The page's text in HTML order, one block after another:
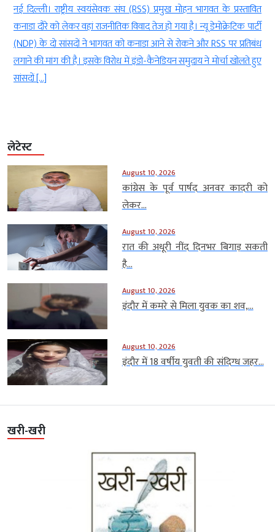
स्वयंसेवक संघ (RSS) प्रमुख मोहन भागवत के प्रस्तावित
लेकर वहां राजनीतिक विवाद तेज हो गया है। न्यू डेमोक्रेटिक पार्टी
ने भागवत को कनाडा आने से रोकने और RSS पर प्रतिबंध
है। इसके विरोध में इंडो-कैनेडियन समुदाय ने मोर्चा खोलते हुए
इस्लामाबाद।
पाकिस्तान
क्षेत्र में नई
स्थल की मिट्टी
लेटेस्ट
August 10, 2026
कांग्रेस के पूर्व पार्षद अनवर कादरी को
लेकर...
August 10, 2026
रात की अधूरी नींद दिनभर बिगाड़ सकती
है...
August 10, 2026
इंदौर में कमरे से मिला युवक का शव,...
August 10, 2026
इंदौर में 18 वर्षीय युवती की संदिग्ध जहर...
खरी-खरी